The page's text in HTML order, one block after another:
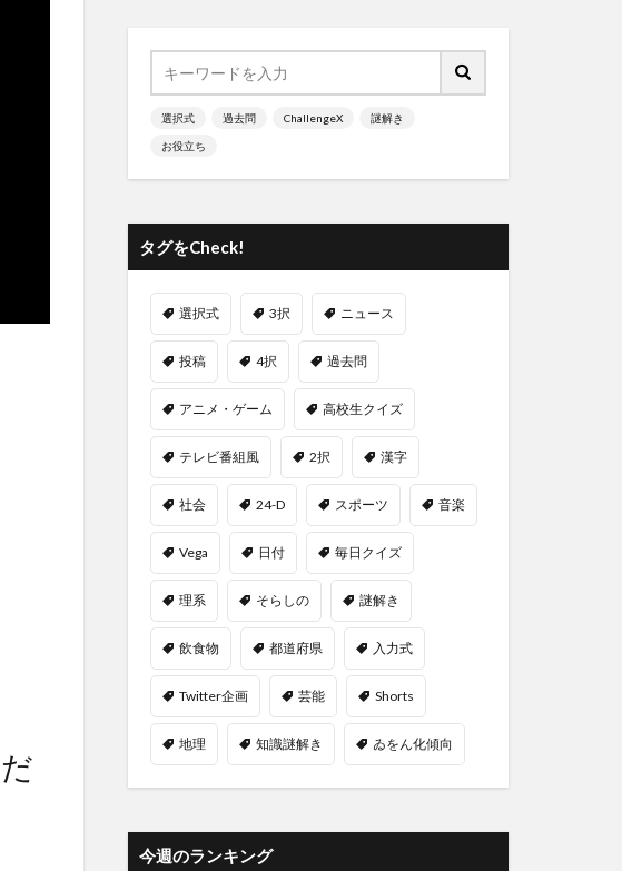
選択式 過去問 ChallengeX 謎解き
お役立ち
タグをCheck!
選択式 3択 ニュース
投稿 4択 過去問
アニメ・ゲーム 高校生クイズ
テレビ番組風 2択 漢字
社会 24-D スポーツ 音楽
Vega 日付 毎日クイズ
理系 そらしの 謎解き
飲食物 都道府県 入力式
Twitter企画 芸能 Shorts
地理 知識謎解き ゐをん化傾向
今週のランキング